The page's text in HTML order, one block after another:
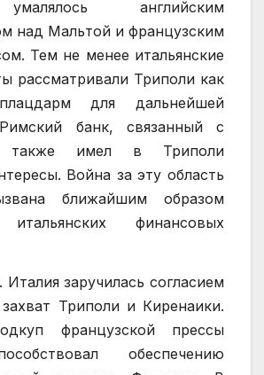
английским
над Мальтой и французским
Тем не менее итальянские
рассматривали Триполи как
для дальнейшей
банк, связанный с
также имел в Триполи
Война за эту область
ближайшим образом
финансовых
заручилась согласием
Триполи и Киренаики.
французской прессы
обеспечению